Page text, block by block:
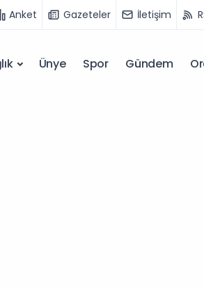
Anket Gazeteler İletişim
Ünye Spor Gündem